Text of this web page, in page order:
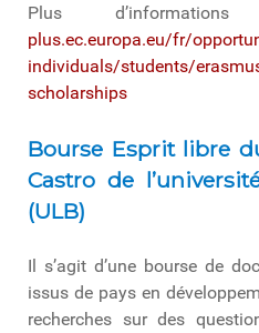
Plus
plus.ec.europa.eu/fr/
individuals/students/
scholarships
Bourse Esprit libre
Castro de
(ULB)
Il s’agit d’une bourse de
issus de pays en
recherches sur des